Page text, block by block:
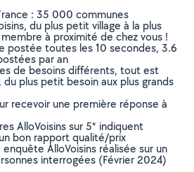
: 35 000 communes
du plus petit village à la plus
à proximité de chez vous !
postée toutes les 10 secondes, 3.6
par an
de besoins différents, tout est
du plus petit besoin aux plus grands
recevoir une première réponse à
AlloVoisins sur 5* indiquent
bon rapport qualité/prix
enquête AlloVoisins réalisée sur un
interrogées (Février 2024)